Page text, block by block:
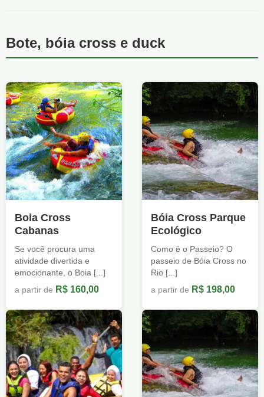
Bote, bóia cross e duck
Boia Cross
Cabanas
Se você procura uma
atividade divertida e
emocionante, o Boia [...]
a partir de R$ 160,00
Bóia Cross Parque
Ecológico
Como é o Passeio? O
passeio de Bóia Cross no
Rio [...]
a partir de R$ 198,00